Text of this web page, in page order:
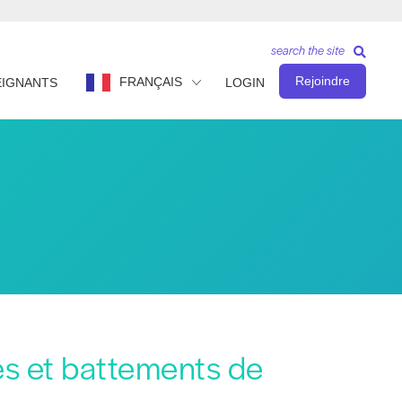
FRANÇAIS LOGIN Rejoindre
search the site
et battements de